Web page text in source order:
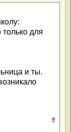
для
и ты.
#